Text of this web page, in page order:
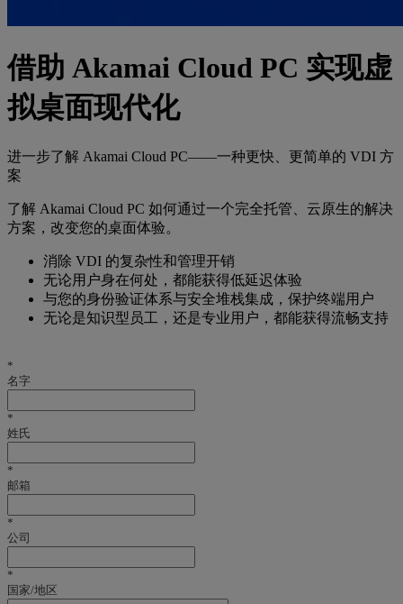
借助 Akamai Cloud PC 实现虚
拟桌面现代化
进一步了解 Akamai Cloud PC——一种更快、更简单的 VDI 方
案
了解 Akamai Cloud PC 如何通过一个完全托管、云原生的解决
方案，改变您的桌面体验。
消除 VDI 的复杂性和管理开销
无论用户身在何处，都能获得低延迟体验
与您的身份验证体系与安全堆栈集成，保护终端用户
无论是知识型员工，还是专业用户，都能获得流畅支持
*
名字
*
姓氏
*
邮箱
*
公司
*
国家/地区